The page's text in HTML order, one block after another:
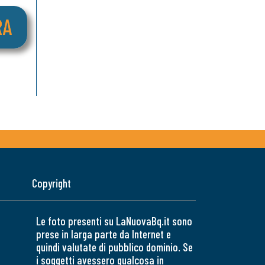
Copyright
Le foto presenti su LaNuovaBq.it sono
prese in larga parte da Internet e
quindi valutate di pubblico dominio. Se
i soggetti avessero qualcosa in